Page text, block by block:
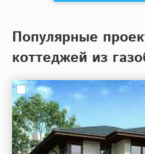
Популярные
коттеджей из